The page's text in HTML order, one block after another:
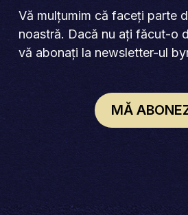
Vă mulțumim că faceți parte
noastră. Dacă nu ați făcut-o
vă abonați la newsletter-ul
MĂ